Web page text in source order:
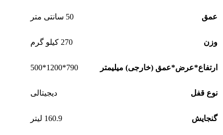
عمق 50 سانتی متر
وزن 270 کیلو گرم
ارتفاع*عرض*عمق (خارجی) میلیمتر
نوع قفل دیجیتالی
گنجایش